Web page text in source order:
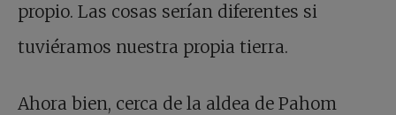
propio. Las cosas serían diferentes si
tuviéramos nuestra propia tierra.
Ahora bien, cerca de la aldea de Pahom